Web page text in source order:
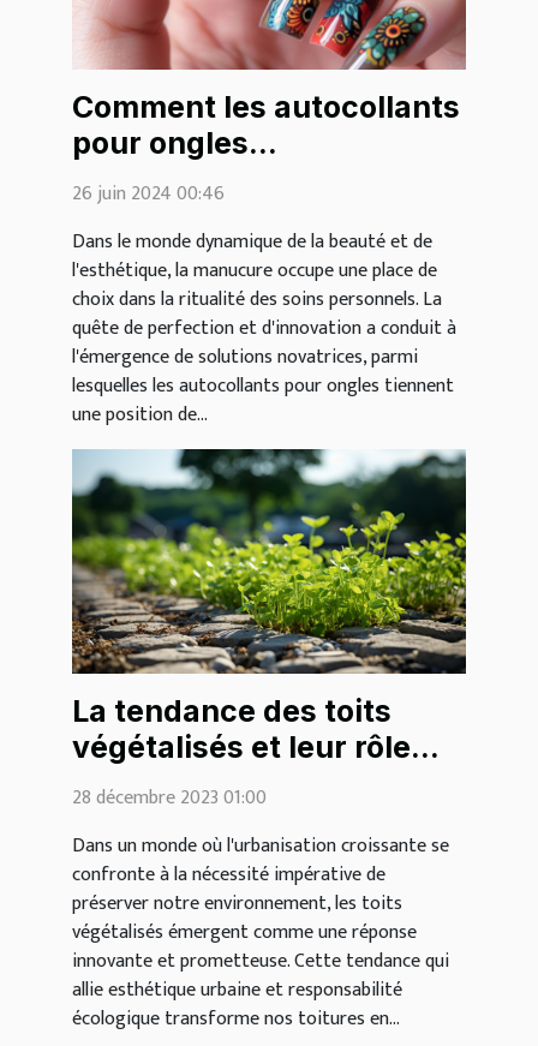
Comment les autocollants
pour ongles
révolutionnent la
manucure moderne
26 juin 2024 00:46
Dans le monde dynamique de la beauté et de
l'esthétique, la manucure occupe une place de
choix dans la ritualité des soins personnels. La
quête de perfection et d'innovation a conduit à
l'émergence de solutions novatrices, parmi
lesquelles les autocollants pour ongles tiennent
une position de...
La tendance des toits
végétalisés et leur rôle
écologique
28 décembre 2023 01:00
Dans un monde où l'urbanisation croissante se
confronte à la nécessité impérative de
préserver notre environnement, les toits
végétalisés émergent comme une réponse
innovante et prometteuse. Cette tendance qui
allie esthétique urbaine et responsabilité
écologique transforme nos toitures en...